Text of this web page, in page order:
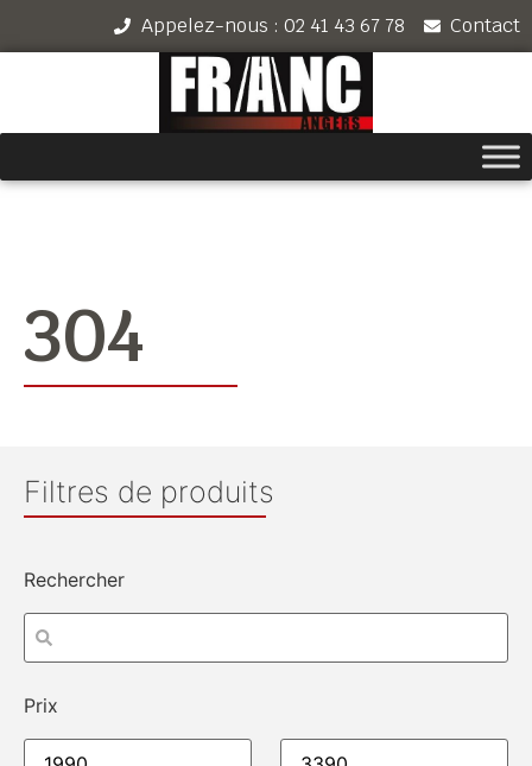
Appelez-nous : 02 41 43 67 78 Contact
304
Filtres de produits
Rechercher
Prix